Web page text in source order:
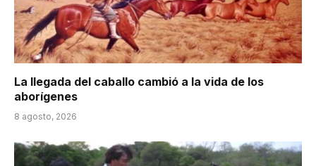
La llegada del caballo cambió a la vida de los
aborígenes
8 agosto, 2026